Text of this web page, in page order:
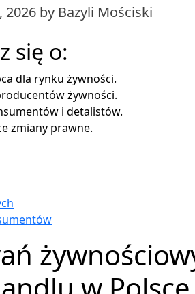
2026 by Bazyli Mościski
się o:
dla rynku żywności.
żywności.
i detalistów.
zmiany prawne.